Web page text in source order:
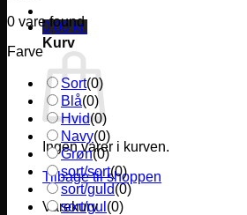
0,00 kr.
Kurv
Ingen varer i kurven.
Tilbage til shoppen
Varekurv
0 vare found
Farve
Sort(0)
Blå(0)
Hvid(0)
Navy(0)
Grøn(0)
sort/sort(0)
sort/guld(0)
sort/gul (0)